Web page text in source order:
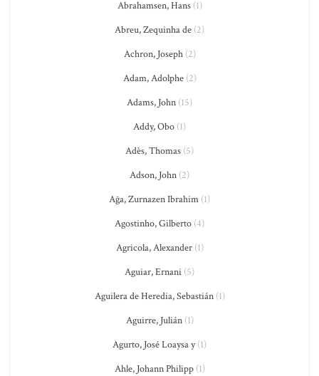
Abrahamsen, Hans(1)
Abreu, Zequinha de (2)
Achron, Joseph(2)
Adam, Adolphe(2)
Adams, John (15)
Addy, Obo (1)
Adès, Thomas (5)
Adson, John (2)
Ağa, Zurnazen Ibrahim (1)
Agostinho, Gilberto (4)
Agricola, Alexander(1)
Aguiar, Ernani (5)
Aguilera de Heredia, Sebastián(1)
Aguirre, Julián(1)
Agurto, José Loaysa y(1)
Ahle, Johann Philipp(1)